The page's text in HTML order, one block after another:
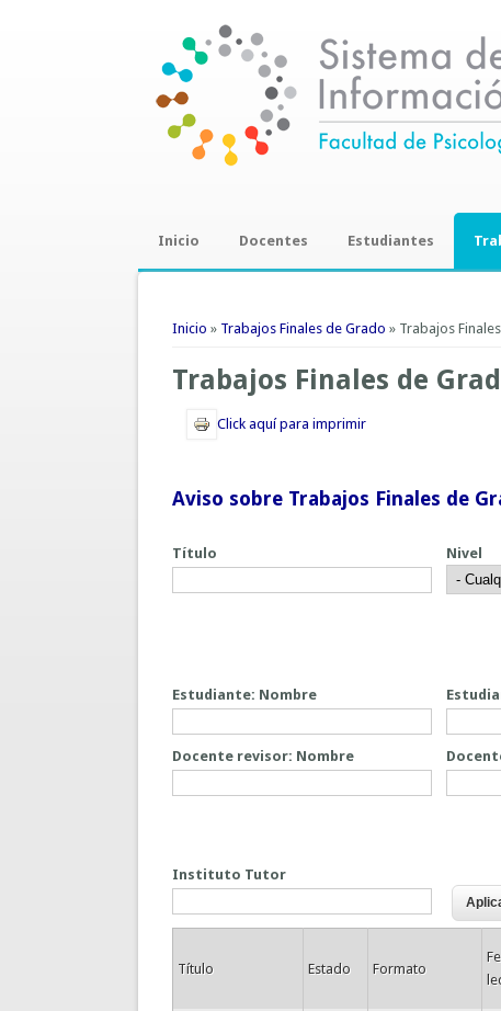
Inicio Docentes Estudiantes
Se encuentra usted aquí
Inicio » Trabajos Finales de Grado » Trabajos
Trabajos Finales de
Click aquí para imprimir
Aviso sobre Trabajos Finales de
Título Nivel
Estudiante: Nombre
Docente revisor: Nombre
Instituto Tutor
Título Estado Formato